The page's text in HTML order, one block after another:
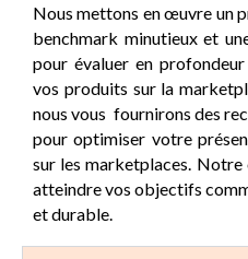
Nous mettons en œuvre un
benchmark minutieux et
pour évaluer en
vos produits sur la
nous vous fournirons des
pour optimiser votre
sur les marketplaces.
atteindre vos objectifs
et durable.